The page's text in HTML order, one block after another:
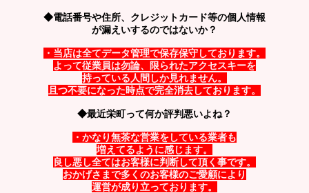
◆電話番号や住所、クレジットカード等の個人情報
が漏えいするのではないか？
・当店は全てデータ管理で保存保守しております。
よって従業員は勿論、限られたアクセスキーを
持っている人間しか見れません。
且つ不要になった時点で完全消去しております。
◆最近栄町って何か評判悪いよね？
・かなり無茶な営業をしている業者も
増えてるように感じます。
良し悪し全てはお客様に判断して頂く事です。
おかげさまで多くのお客様のご愛顧により
運営が成り立っております。